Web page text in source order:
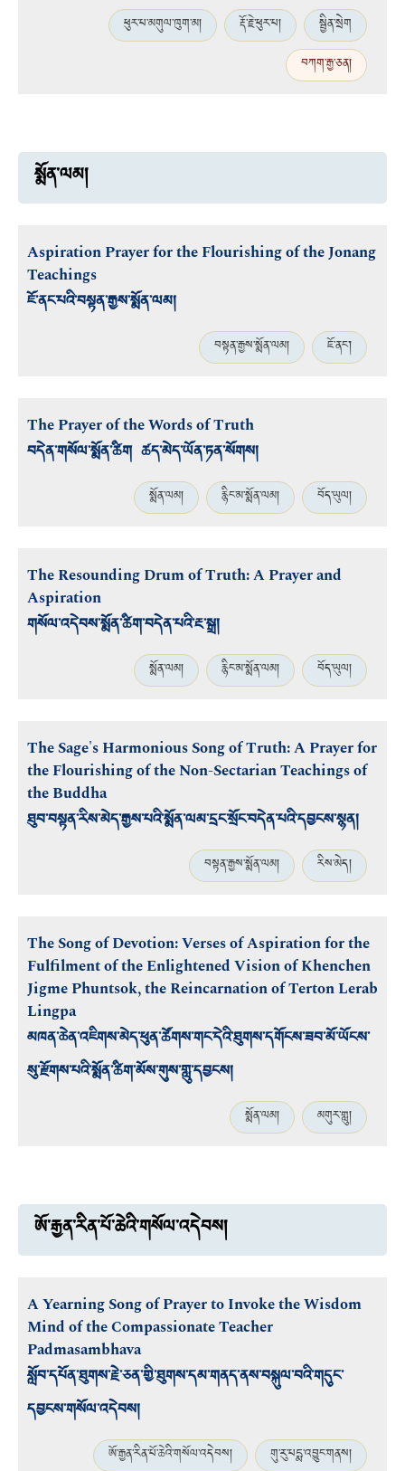
ཕུར་པ་མགུལ་ཁུག་མ། རྡོ་རྗེ་ཕུར་པ།
སྦྱིན་སྲེག
བཀག་རྒྱ་ཅན།
སྨོན་ལམ།
Aspiration Prayer for the Flourishing of the Jonang
Teachings
ཇོ་ནང་པའི་བསྟན་རྒྱས་སྨོན་ལམ།
བསྟན་རྒྱས་སྨོན་ལམ། ཇོ་ནང་།
The Prayer of the Words of Truth
བདེན་གསོལ་སྨོན་ཚིག ཚད་མེད་ཡོན་ཏན་སོགས།
སྨོན་ལམ། རྙིང་མ་སྨོན་ལམ། བོད་ཡུལ།
The Resounding Drum of Truth: A Prayer and
Aspiration
གསོལ་འདེབས་སྨོན་ཚིག་བདེན་པའི་རྔ་སྒྲ།
སྨོན་ལམ། རྙིང་མ་སྨོན་ལམ། བོད་ཡུལ།
The Sage's Harmonious Song of Truth: A Prayer for
the Flourishing of the Non-Sectarian Teachings of
the Buddha
ཐུབ་བསྟན་རིས་མེད་རྒྱས་པའི་སྨོན་ལམ་དྲང་སྲོང་བདེན་པའི་དབྱངས་སྙན།
བསྟན་རྒྱས་སྨོན་ལམ། རིས་མེད།
The Song of Devotion: Verses of Aspiration for the
Fulfilment of the Enlightened Vision of Khenchen
Jigme Phuntsok, the Reincarnation of Terton Lerab
Lingpa
མཁན་ཆེན་འཇིགས་མེད་ཕུན་ཚོགས་གང་དེའི་ཐུགས་དགོངས་ཟབ་མོ་ཡོངས་
སུ་རྫོགས་པའི་སྨོན་ཚིག་མོས་གུས་གླུ་དབྱངས།
སྨོན་ལམ། མགུར་གླུ།
ཨོ་རྒྱན་རིན་པོ་ཆེའི་གསོལ་འདེབས།
A Yearning Song of Prayer to Invoke the Wisdom
Mind of the Compassionate Teacher
Padmasambhava
སློབ་དཔོན་ཐུགས་རྗེ་ཅན་གྱི་ཐུགས་དམ་གནད་ནས་བསྐུལ་བའི་གདུང་
དབྱངས་གསོལ་འདེབས།
ཨོ་རྒྱན་རིན་པོ་ཆེའི་གསོལ་འདེབས། གུ་རུ་པདྨ་འབྱུང་གནས།